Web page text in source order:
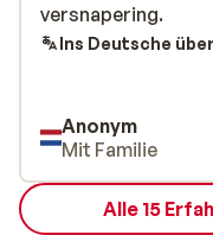
versnapering.
versnapering.
Ins Deutsche
Anonym
Mit Familie
Alle 15